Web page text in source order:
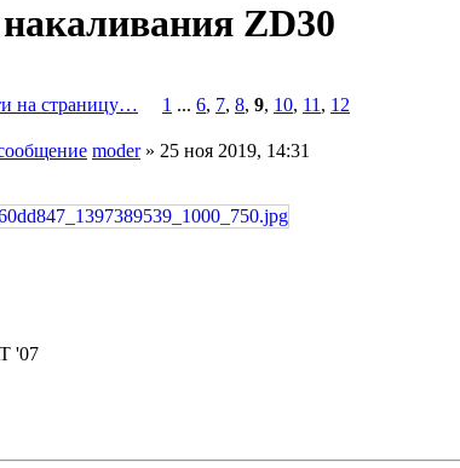
ZD30
на страницу… 1 ... 6, 7, 8, 9, 10, 11 , 12
moder» 25 ноя 2019, 14:31
'07